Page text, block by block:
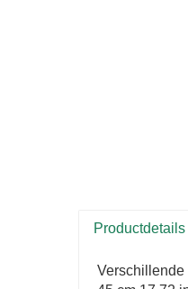
Productdetails
Verschillende